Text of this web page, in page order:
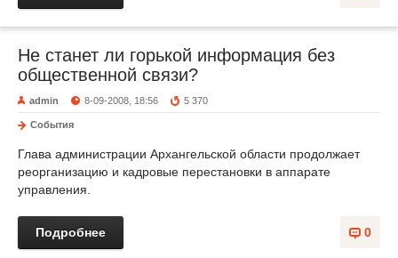
Не станет ли горькой информация без
общественной связи?
admin 8-09-2008, 18:56 5 370
События
Глава администрации Архангельской области продолжает
реорганизацию и кадровые перестановки в аппарате
управления.
0
Подробнее